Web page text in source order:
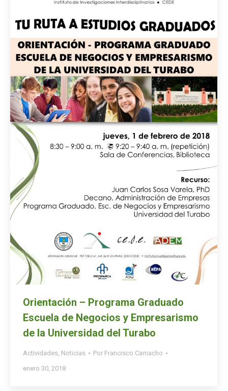
Orientación – Programa Graduado
Escuela de Negocios y Empresarismo
de la Universidad del Turabo
Actividades, Noticias Por Francisco Camacho
enero 30, 2018